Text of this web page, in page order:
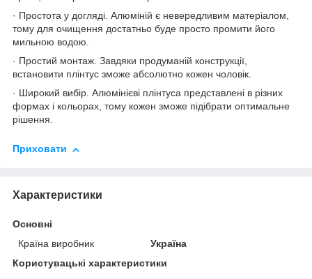
· Простота у догляді. Алюміній є невередливим матеріалом,
тому для очищення достатньо буде просто промити його
мильною водою.
· Простий монтаж. Завдяки продуманій конструкції,
встановити плінтус зможе абсолютно кожен чоловік.
· Широкий вибір. Алюмінієві плінтуса представлені в різних
формах і кольорах, тому кожен зможе підібрати оптимальне
рішення.
Приховати
Характеристики
Основні
Країна виробник
Україна
Користувацькі характеристики